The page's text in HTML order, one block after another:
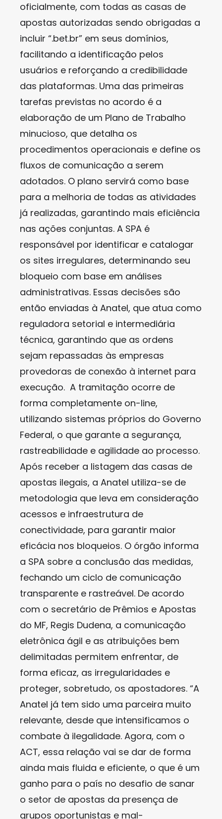
oficialmente, com todas as casas de
apostas autorizadas sendo obrigadas a
incluir “.bet.br” em seus domínios,
facilitando a identificação pelos
usuários e reforçando a credibilidade
das plataformas. Uma das primeiras
tarefas previstas no acordo é a
elaboração de um Plano de Trabalho
minucioso, que detalha os
procedimentos operacionais e define os
fluxos de comunicação a serem
adotados. O plano servirá como base
para a melhoria de todas as atividades
já realizadas, garantindo mais eficiência
nas ações conjuntas. A SPA é
responsável por identificar e catalogar
os sites irregulares, determinando seu
bloqueio com base em análises
administrativas. Essas decisões são
então enviadas à Anatel, que atua como
reguladora setorial e intermediária
técnica, garantindo que as ordens
sejam repassadas às empresas
provedoras de conexão à internet para
execução. A tramitação ocorre de
forma completamente on-line,
utilizando sistemas próprios do Governo
Federal, o que garante a segurança,
rastreabilidade e agilidade ao processo.
Após receber a listagem das casas de
apostas ilegais, a Anatel utiliza-se de
metodologia que leva em consideração
acessos e infraestrutura de
conectividade, para garantir maior
eficácia nos bloqueios. O órgão informa
a SPA sobre a conclusão das medidas,
fechando um ciclo de comunicação
transparente e rastreável. De acordo
com o secretário de Prêmios e Apostas
do MF, Regis Dudena, a comunicação
eletrônica ágil e as atribuições bem
delimitadas permitem enfrentar, de
forma eficaz, as irregularidades e
proteger, sobretudo, os apostadores. “A
Anatel já tem sido uma parceira muito
relevante, desde que intensificamos o
combate à ilegalidade. Agora, com o
ACT, essa relação vai se dar de forma
ainda mais fluida e eficiente, o que é um
ganho para o país no desafio de sanar
o setor de apostas da presença de
grupos oportunistas e mal-